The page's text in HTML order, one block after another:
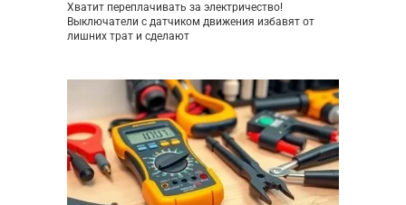
Хватит переплачивать за электричество!
Выключатели с датчиком движения избавят от
лишних трат и сделают